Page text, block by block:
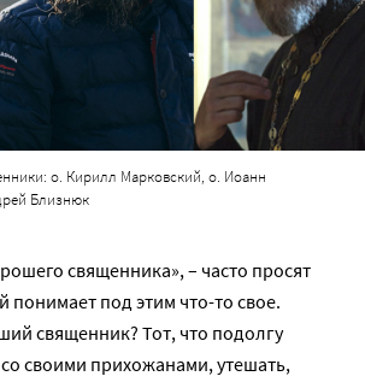
о. Кирилл Марковский, о. Иоанн
Близнюк
священника», – часто просят
под этим что-то свое.
священник? Тот, что подолгу
своими прихожанами, утешать,